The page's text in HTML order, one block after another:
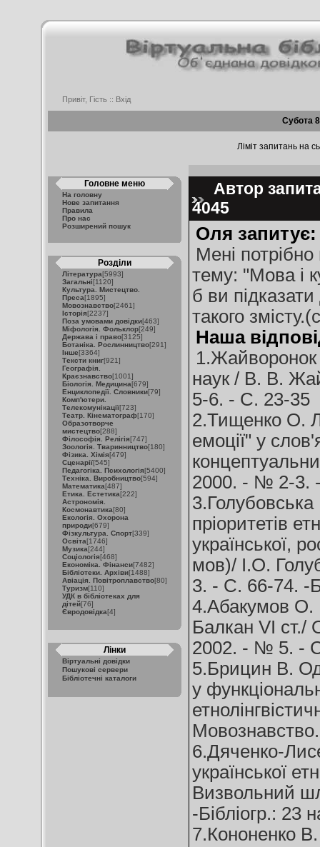
Привіт, Гість :: Вхід
Субота
Ліміт запитань на
Головне меню
На головну
Нове запитання
Правила
Про нас
Розширений пошук
Розділи
Література[5993]
Загальні[1120]
Культура. Мистецтво.
Преса[1895]
Мовознавство[2461]
Історія[2237]
Поза умовами довідки[463]
Міфологія. Фольклор[249]
Держава і право[3125]
Ботаніка. Рослинництво[291]
Інше[3364]
Тексти книг[921]
Географія.
Краєзнавство[1001]
Біологія. Медицина[679]
Енциклопедії. Словники[79]
Комп'ютери.
Телекомунікації[723]
Театр. Кінематограф[170]
Образотворче
мистецтво[288]
Філософія. Релігія[747]
Зоологія. Тваринництво[180]
Фізика. Хімія[479]
Сценарії[545]
Педагогіка. Психологія[5400]
Техніка. Виробництво[594]
Математика[487]
Етика. Естетика[222]
Астрономія.
Космонавтика[80]
Екологія. Охорона
природи[679]
Фізкультура. Спорт[339]
Освіта[1746]
Музика[244]
Соціологія[468]
Економіка. Фінанси[7482]
Бібліотеки. Архіви[1488]
Авіація. Повітроплавство[80]
Туризм[110]
УДК в бібліотеках для
дітей[76]
Євродовідка[4]
Лінки
Віртуальні довідки
Пошукові сервери
Бібліотечні каталоги
Автор
4045
Оля запитує:
Мені
тему: "Мова і
б ви
такого
Наша
1.Жайворонок
наук / В. В.
5-6. - C. 23-35
2.Тищенко О.
емоції" у
2000. - № 2-3.
3.Голубовська
пріоритетів
української,
мов)/ І.О.
3. - C. 66-74. -
4.Абакумов О.
Балкан VI ст./
2002. - № 5. -
5.Брицин В.
у
6.Дяченко-
української
Визвольний
-Бібліогр.: 23
7.Кононенко